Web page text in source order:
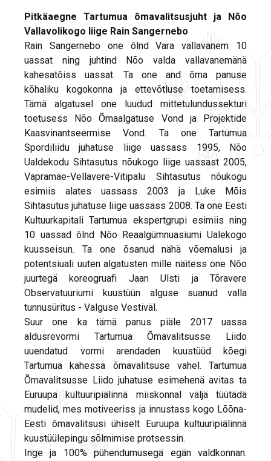
Pitkäaegne Tartumua õmavalitsusjuht ja Nõo
Vallavolikogo liige Rain Sangernebo
Rain Sangernebo one õlnd Vara vallavanem 10
uassat ning juhtind Nõo valda vallavanemänä
kahesatõiss uassat. Ta one and õma panuse
kõhaliku kogokonna ja ettevõtluse toetamisess.
Tämä algatusel one luudud mittetulundussekturi
toetusess Nõo Õmaalgatuse Vond ja Projektide
Kaasvinantseermise Vond. Ta one Tartumua
Spordiliidu juhatuse liige uassass 1995, Nõo
Ualdekodu Sihtasutus nõukogo liige uassast 2005,
Vapramäe-Vellavere-Vitipalu Sihtasutus nõukogu
esimiis alates uassass 2003 ja Luke Mõis
Sihtasutus juhatuse liige uassass 2008. Ta one Eesti
Kultuurkapitali Tartumua ekspertgrupi esimiis ning
10 uassad õlnd Nõo Reaalgümnuasiumi Ualekogo
kuusseisun. Ta one õsanud nähä võemalusi ja
potentsiuali uuten algatusten mille näitess one Nõo
juurtegä koreogruafi Jaan Ulsti ja Tõravere
Observatuuriumi kuustüün alguse suanud valla
tunnusüritus - Valguse Vestiväl.
Suur one ka tämä panus piäle 2017 uassa
aldusrevormi Tartumua Õmavalitsusse Liido
uuendatud vormi arendaden kuustüüd kõegi
Tartumua kahessa õmavalitsuse vahel. Tartumua
Õmavalitsusse Liido juhatuse esimehenä avitas ta
Euruupa kultuuripiälinnä miiskonnal väljä tüütädä
mudelid, mes motiveeriss ja innustass kogo Lõõna-
Eesti õmavalitsusi ühiselt Euruupa kultuuripiälinnä
kuustüülepingu sõlmimise protsessin.
Inge ja 100% pühendumusegä egän valdkonnan.